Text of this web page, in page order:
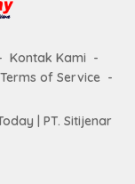
Kontak Kami
Terms of Service
| PT. Sitijenar